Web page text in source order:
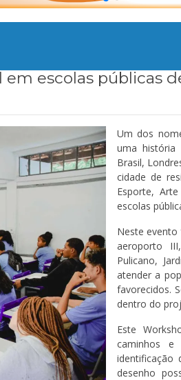
escolas públicas
Um dos
uma história
Brasil,
cidade de
Esporte,
escolas
Neste evento
aeroporto
Pulicano,
atender a
favorecidos.
dentro do
Este
caminhos e
desenho